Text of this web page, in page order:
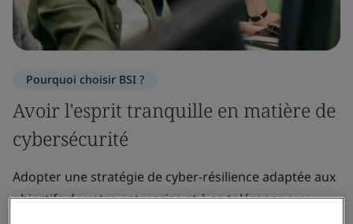
Pourquoi choisir BSI ?
Avoir l'esprit tranquille en matière de
cybersécurité
Adopter une stratégie de cyber-résilience adaptée aux
objectifs de votre entreprise et à sa tolérance aux